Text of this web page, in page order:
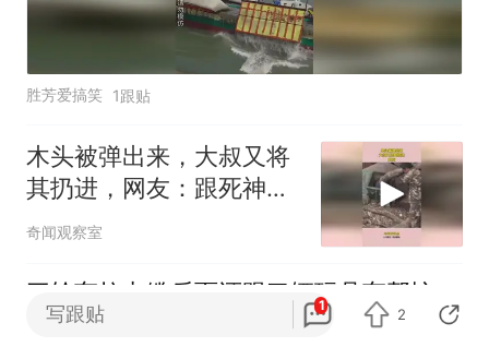
胜芳爱搞笑 1跟贴
木头被弹出来，大叔又将
其扔进，网友：跟死神擦
肩而过！
奇闻观察室
三轮车拉电缆后面还跟了辆玩具车帮忙，
玩具车：终究是我承受了所有
写跟贴 1
2